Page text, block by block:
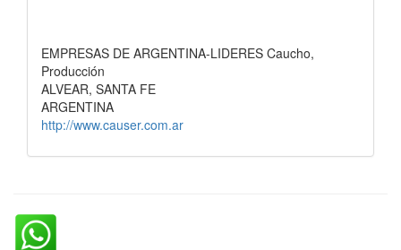
EMPRESAS DE ARGENTINA-LIDERES Caucho,
Producción
ALVEAR, SANTA FE
ARGENTINA
http://www.causer.com.ar